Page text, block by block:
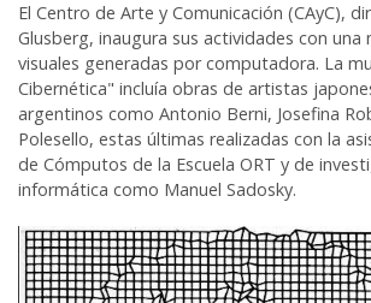
El Centro de Arte y Comunicación (CAyC),
Glusberg, inaugura sus actividades con una
visuales generadas por computadora. La
Cibernética" incluía obras de artistas
argentinos como Antonio Berni, Josefina
Polesello, estas últimas realizadas con la
de Cómputos de la Escuela ORT y de
informática como Manuel Sadosky.